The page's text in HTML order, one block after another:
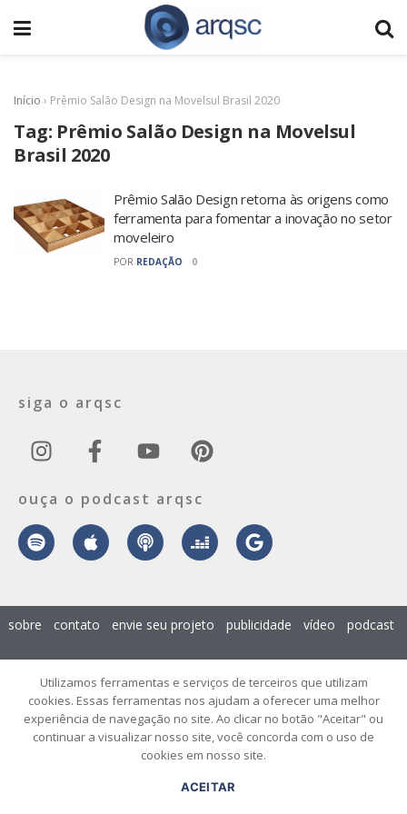
Início › Prêmio Salão Design na Movelsul Brasil 2020
Tag: Prêmio Salão Design na Movelsul
Brasil 2020
Prêmio Salão Design retorna às origens como
ferramenta para fomentar a inovação no setor
moveleiro
POR REDAÇÃO 0
siga o arqsc
ouça o podcast arqsc
Santa Catarina – Todos os Direitos Reservados.
sobre contato envie seu projeto publicidade vídeo podcast
Utilizamos ferramentas e serviços de terceiros que utilizam
cookies. Essas ferramentas nos ajudam a oferecer uma melhor
experiência de navegação no site. Ao clicar no botão "Aceitar" ou
continuar a visualizar nosso site, você concorda com o uso de
cookies em nosso site.
ACEITAR